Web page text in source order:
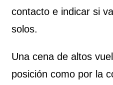
contacto e indicar si
solos.
Una cena de altos
posición como por la